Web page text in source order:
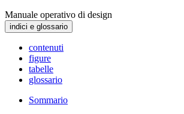
Manuale operativo di design
indici e glossario
contenuti
figure
tabelle
glossario
Sommario